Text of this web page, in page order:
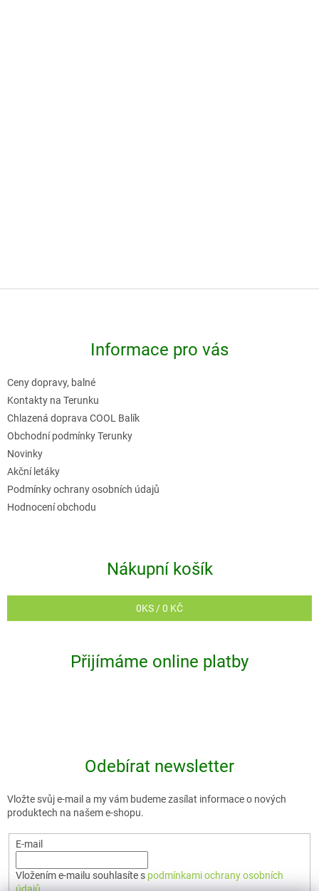
Informace pro vás
Ceny dopravy, balné
Kontakty na Terunku
Chlazená doprava COOL Balík
Obchodní podmínky Terunky
Novinky
Akční letáky
Podmínky ochrany osobních údajů
Hodnocení obchodu
Nákupní košík
0KS /0 KČ
Přijímáme online platby
Odebírat newsletter
Vložte svůj e-mail a my vám budeme zasílat informace o nových
produktech na našem e-shopu.
E-mail
Vložením e-mailu souhlasíte s podmínkami ochrany osobních